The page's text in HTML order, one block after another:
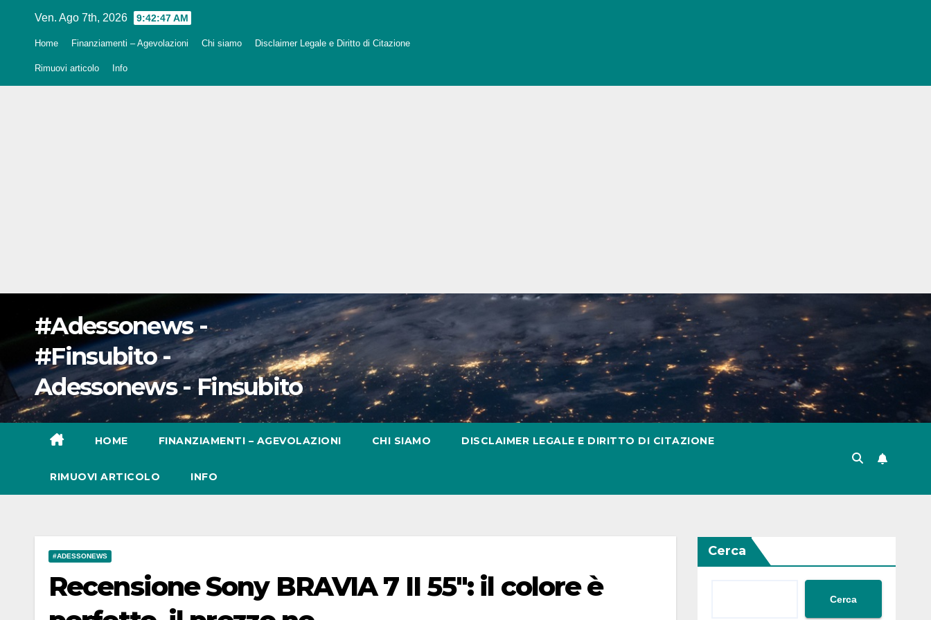
Ven. Ago 7th, 2026 9:42:48 AM
Home Finanziamenti – Agevolazioni Chi siamo Disclaimer Legale e Diritto di Citazione
Rimuovi articolo Info
#Adessonews -
#Finsubito -
Adessonews - Finsubito
HOME FINANZIAMENTI – AGEVOLAZIONI CHI SIAMO DISCLAIMER LEGALE E DIRITTO DI CITAZIONE
RIMUOVI ARTICOLO INFO
#ADESSONEWS
Recensione Sony BRAVIA 7 II 55″: il colore è
Cerca
Cerca